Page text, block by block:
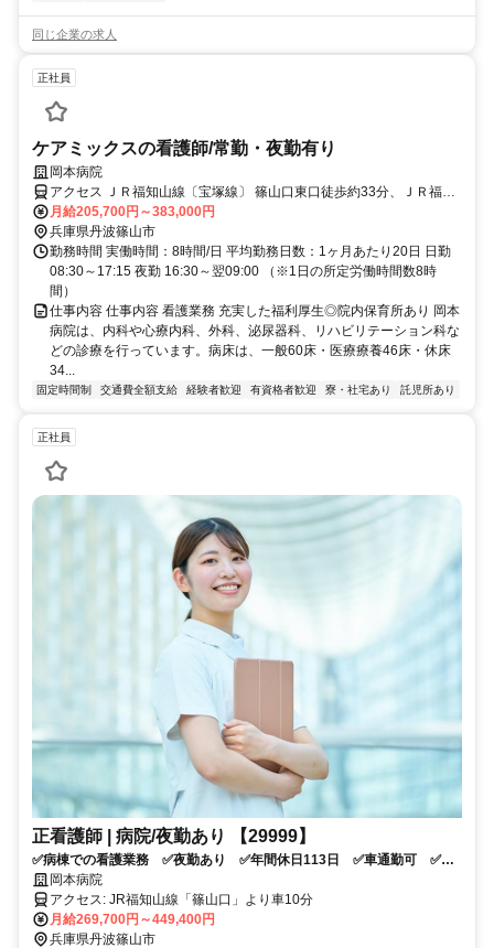
同じ企業の求人
正社員
ケアミックスの看護師/常勤・夜勤有り
岡本病院
アクセス ＪＲ福知山線〔宝塚線〕 篠山口東口徒歩約33分、ＪＲ福知
山線〔宝塚線〕 丹波大山徒歩約38分、ＪＲ福知山線〔宝塚線〕 南矢
代徒歩約60分
月給205,700円～383,000円
兵庫県丹波篠山市
勤務時間 実働時間：8時間/日 平均勤務日数：1ヶ月あたり20日 日勤
08:30～17:15 夜勤 16:30～翌09:00 （※1日の所定労働時間数8時
間）
仕事内容 仕事内容 看護業務 充実した福利厚生◎院内保育所あり 岡本
病院は、内科や心療内科、外科、泌尿器科、リハビリテーション科な
どの診療を行っています。病床は、一般60床・医療療養46床・休床
34...
固定時間制 交通費全額支給 経験者歓迎 有資格者歓迎 寮・社宅あり 託児所あり
正社員
正看護師 | 病院/夜勤あり 【29999】
✅病棟での看護業務 ✅夜勤あり ✅年間休日113日 ✅車通勤可 ✅託
児所あり
岡本病院
アクセス: JR福知山線「篠山口」より車10分
月給269,700円～449,400円
兵庫県丹波篠山市